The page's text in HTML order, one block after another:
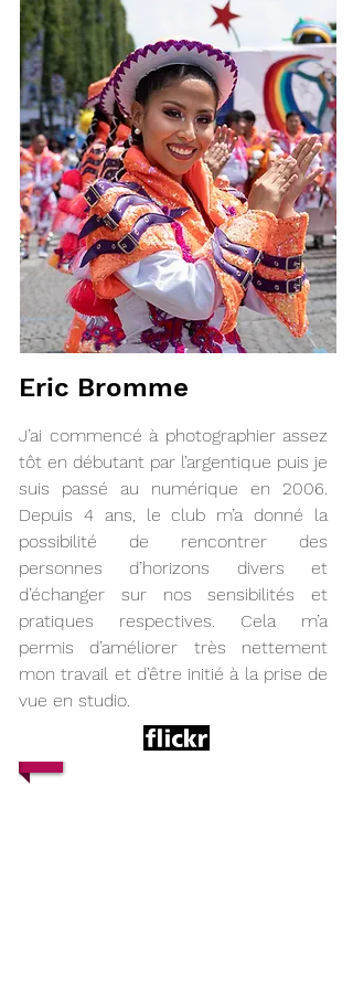
Eric Bromme
J’ai commencé à photographier assez
tôt en débutant par l’argentique puis je
suis passé au numérique en 2006.
Depuis 4 ans, le club m’a donné la
possibilité de rencontrer des
personnes d’horizons divers et
d’échanger sur nos sensibilités et
pratiques respectives. Cela m’a
permis d’améliorer très nettement
mon travail et d’être initié à la prise de
vue en studio.